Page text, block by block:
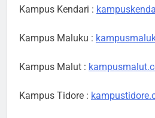
Kampus Kendari :
Kampus Maluku :
Kampus Malut :
Kampus Tidore :